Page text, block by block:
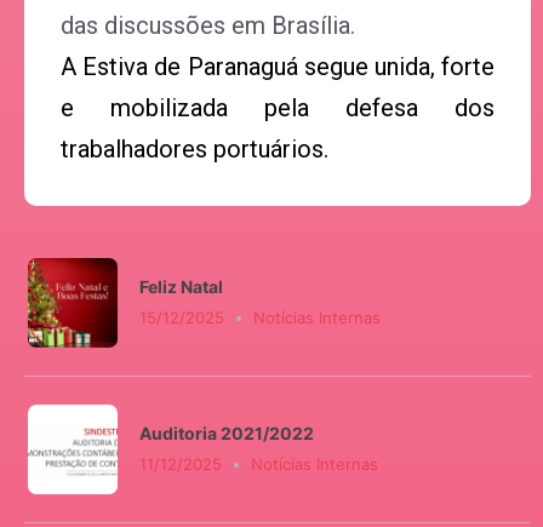
das discussões em Brasília.
A Estiva de Paranaguá segue unida, forte
e mobilizada pela defesa dos
trabalhadores portuários.
Feliz Natal
15/12/2025 Notícias Internas
Auditoria 2021/2022
11/12/2025 Notícias Internas